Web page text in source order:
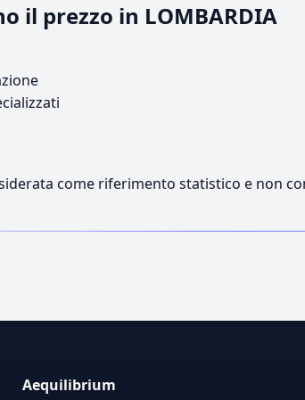
il prezzo in LOMBARDIA
come riferimento statistico e non
Aequilibrium